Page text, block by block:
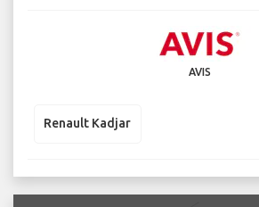
AVIS
Renault Kadjar